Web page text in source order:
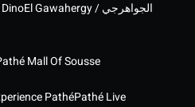
El Gawahergy / الجواهرجي
Mall Of Sousse
PathéPathé Live